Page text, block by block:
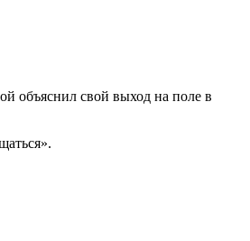
объяснил свой выход на поле в